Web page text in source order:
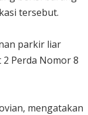
tersebut.
parkir liar
Perda Nomor 8
mengatakan